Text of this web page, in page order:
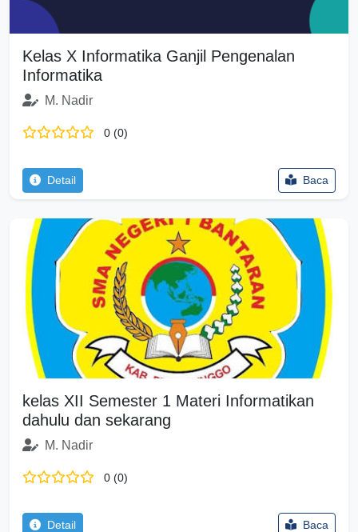
Kelas X Informatika Ganjil Pengenalan
Informatika
M. Nadir
0 (0)
Detail Baca
kelas XII Semester 1 Materi Informatikan
dahulu dan sekarang
M. Nadir
0 (0)
Detail Baca